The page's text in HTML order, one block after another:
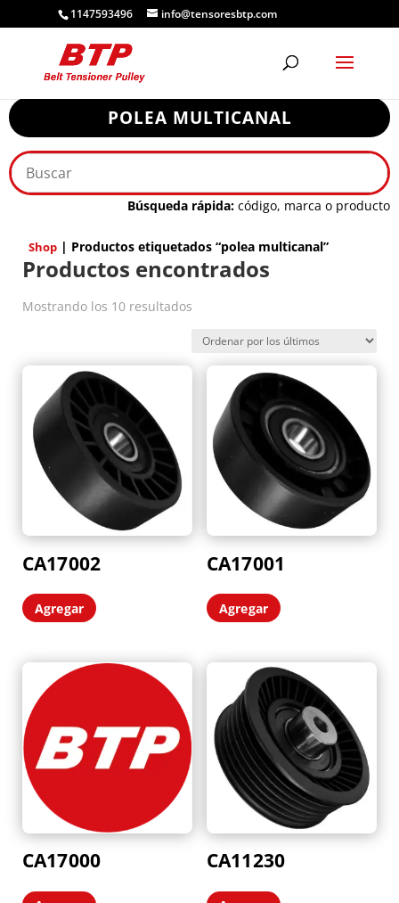
1147593496 info@tensoresbtp.com
POLEA MULTICANAL
Búsqueda rápida: código, marca o producto
Shop | Productos etiquetados “polea multicanal”
Productos encontrados
Mostrando los 10 resultados
los
últimos
CA17002
Agregar
CA17001
Agregar
CA17000 CA11230